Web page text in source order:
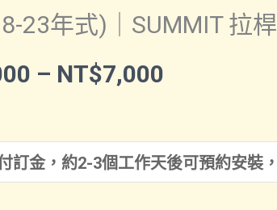
23年式)｜SUMMIT 拉桿
– NT$7,000
範